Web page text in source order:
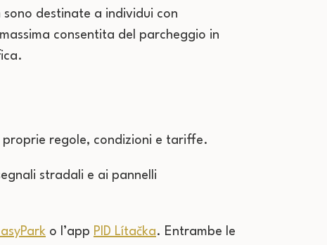
destinate a individui con
consentita del parcheggio in
proprie regole, condizioni e tariffe.
stradali e ai pannelli
o l’app PID Lítačka. Entrambe le